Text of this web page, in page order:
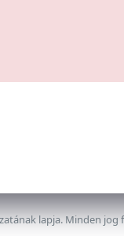
lapja. Minden